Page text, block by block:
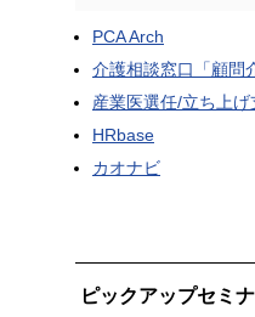
PCA Arch
介護相談窓口「顧問
産業医選任/立ち上げ
HRbase
カオナビ
ピックアップセミ